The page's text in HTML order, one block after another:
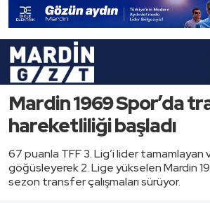
Mardin 1969 Spor’da
hareketliliği başladı
67 puanla TFF 3. Lig’i lider tamamlayan
göğüsleyerek 2. Lige yükselen Mardin
sezon transfer çalışmaları sürüyor.